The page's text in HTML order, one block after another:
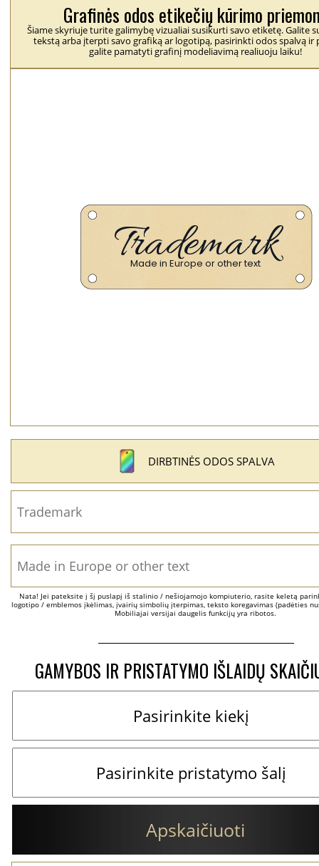
Grafinės odos etikečių kūrimo
Šiame skyriuje turite galimybę vizualiai susikurti savo etiketę. Galite
tekstą arba įterpti savo grafiką ar logotipą, pasirinkti odos spalvą ir
galite pamatyti grafinį modeliavimą realiuoju laiku!
DIRBTINĖS ODOS SPALVA
Nata! Jei pateksite į šį puslapį iš stalinio / nešiojamojo kompiuterio, rasite keletą
logotipo / emblemos įkėlimas, įvairių simbolių įterpimas, teksto koregavimas (padėties
Mobiliajai versijai daugelis funkcijų yra ribotos.
GAMYBOS IR PRISTATYMO IŠLAIDŲ
Apskaičiuoti